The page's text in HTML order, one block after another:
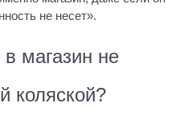
не несет».
магазин не
коляской?